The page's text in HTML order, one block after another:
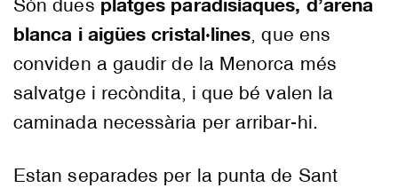
Són dues platges paradisíaques, d’arena
blanca i aigües cristal·lines, que ens
conviden a gaudir de la Menorca més
salvatge i recòndita, i que bé valen la
caminada necessària per arribar-hi.
Estan separades per la punta de Sant